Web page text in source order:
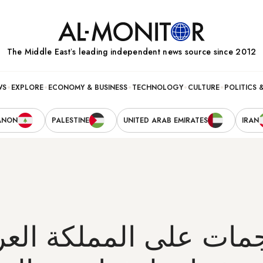
The Middle Eastʼs leading independent news source since 2012
POLITICS
CULTURE
TECHNOLOGY
ECONOMY & BUSINESS
EXPLORE
IRAN
UNITED ARAB EMIRATES
PALESTINE
على المملكة